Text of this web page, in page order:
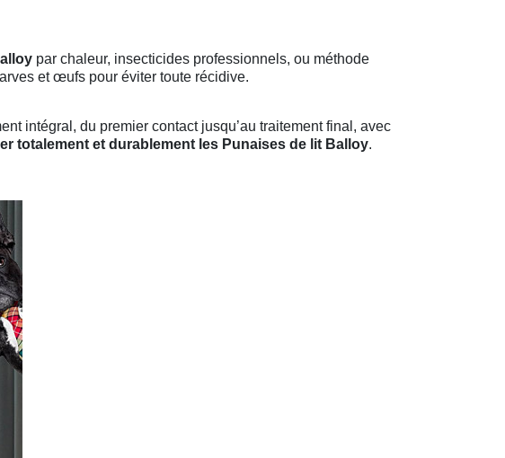
par chaleur, insecticides professionnels, ou méthode
et œufs pour éviter toute récidive.
intégral, du premier contact jusqu’au traitement final, avec
totalement et durablement les Punaises de lit Balloy.